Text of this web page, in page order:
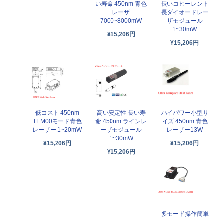
い寿命 450nm 青色
レーザ
7000~8000mW
¥15,206円
長いコヒーレント
長ダイオードレー
ザモジュール
1~30mW
¥15,206円
低コスト 450nm
TEM00モード青色
レーザー 1~20mW
¥15,206円
高い安定性 長い寿
命 450nm ラインレ
ーザモジュール
1~30mW
¥15,206円
ハイパワー小型サ
イズ 450nm 青色
レーザー13W
¥15,206円
多モード操作簡単